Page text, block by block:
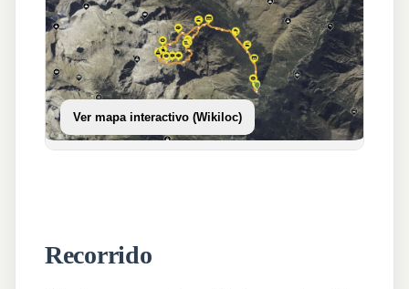
Ver mapa interactivo (Wikiloc)
Recorrido